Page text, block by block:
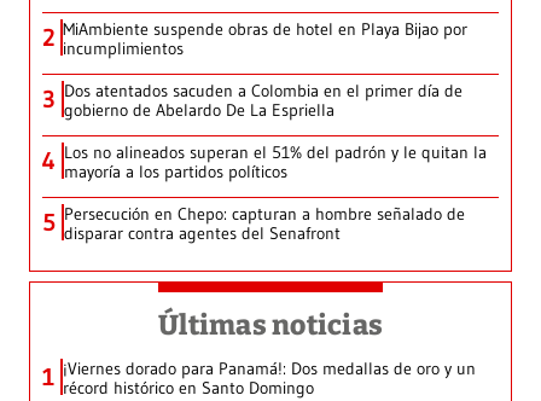
2 MiAmbiente suspende obras de hotel en Playa Bijao por
incumplimientos
3 Dos atentados sacuden a Colombia en el primer día de
gobierno de Abelardo De La Espriella
4 Los no alineados superan el 51% del padrón y le quitan la
mayoría a los partidos políticos
5 Persecución en Chepo: capturan a hombre señalado de
disparar contra agentes del Senafront
Últimas noticias
1 ¡Viernes dorado para Panamá!: Dos medallas de oro y un
récord histórico en Santo Domingo